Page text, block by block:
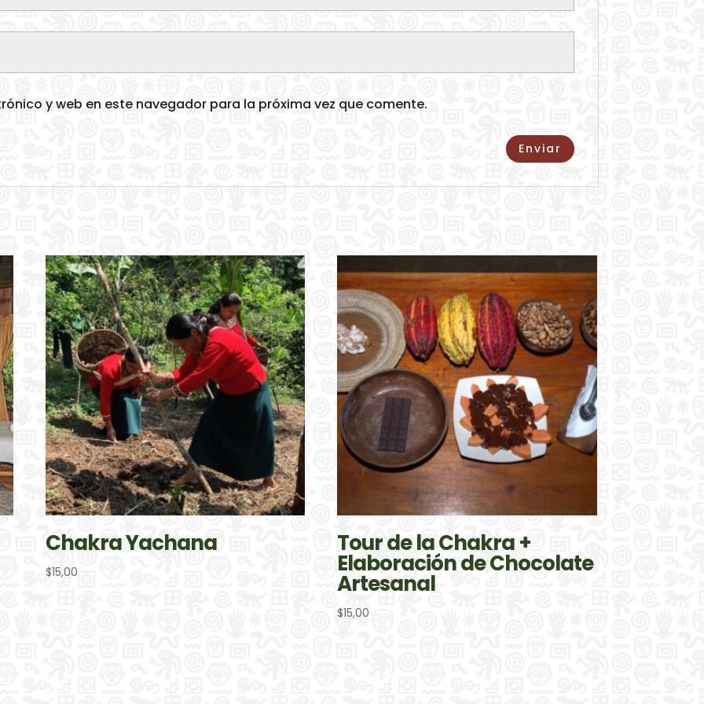
y web en este navegador para la próxima vez que comente.
Chakra Yachana
$15,00
Tour de la Chakra +
Elaboración de Chocolate
Artesanal
$15,00